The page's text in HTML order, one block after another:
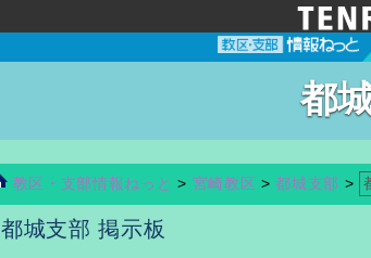
都
教区・支部情報ねっと > 宮崎教区 >都城支部 >
都城支部 掲示板